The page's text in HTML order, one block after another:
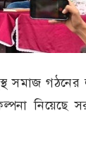
গঠনের
নিয়েছে